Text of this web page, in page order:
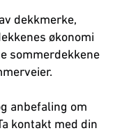
dekkmerke,
økonomi
sommerdekkene
anbefaling om
kontakt med din